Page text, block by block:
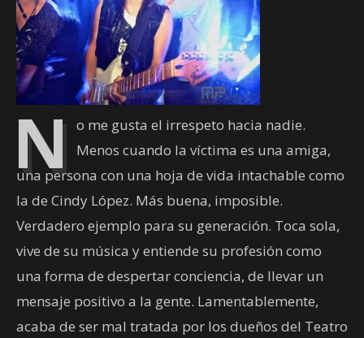
N o me gusta el irrespeto hacia nadie.
Menos cuando la víctima es una amiga,
una persona con una hoja de vida intachable como
la de Cindy López. Más buena, imposible.
Verdadero ejemplo para su generación. Toca sola,
vive de su música y entiende su profesión como
una forma de despertar conciencia, de llevar un
mensaje positivo a la gente. Lamentablemente,
acaba de ser mal tratada por los dueños del Teatro